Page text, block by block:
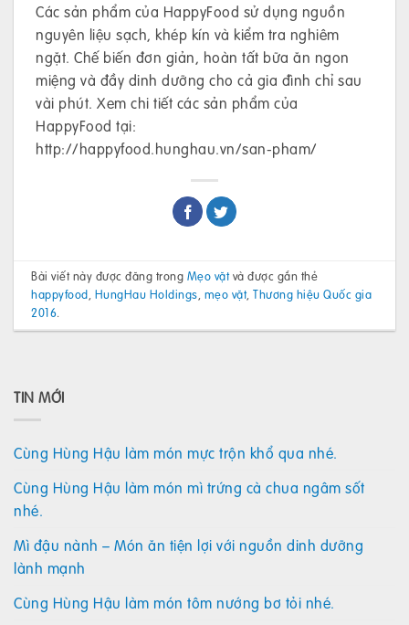
Các sản phẩm của HappyFood sử dụng nguồn
nguyên liệu sạch, khép kín và kiểm tra nghiêm
ngặt. Chế biến đơn giản, hoàn tất bữa ăn ngon
miệng và đầy dinh dưỡng cho cả gia đình chỉ sau
vài phút. Xem chi tiết các sản phẩm của
HappyFood tại:
http://happyfood.hunghau.vn/san-pham/
Bài viết này được đăng trong Mẹo vặtvà được gắn thẻ
happyfood, HungHau Holdings, mẹo vặt,Thương hiệu Quốc gia
2016.
TIN MỚI
Cùng Hùng Hậu làm món mực trộn khổ qua nhé.
Cùng Hùng Hậu làm món mì trứng cà chua ngâm sốt
nhé.
Mì đậu nành – Món ăn tiện lợi với nguồn dinh dưỡng
lành mạnh
Cùng Hùng Hậu làm món tôm nướng bơ tỏi nhé.